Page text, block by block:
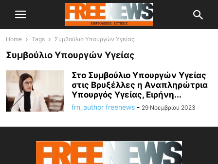
Home Tags Συμβούλιο Υπουργών Υγείας
Συμβούλιο Υπουργών Υγείας
Στο Συμβούλιο Υπουργών Υγείας
στις Βρυξέλλες η Αναπληρώτρια
Υπουργός Υγείας, Ειρήνη...
frn_author freenews - 29 Νοεμβρίου 2023